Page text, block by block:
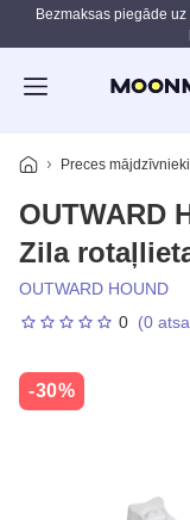
Pāriet uz galveno
Bezmaksas piegāde
Preces
OUTWARD
Zila
OUTWARD HOUND
0 (0
-30%